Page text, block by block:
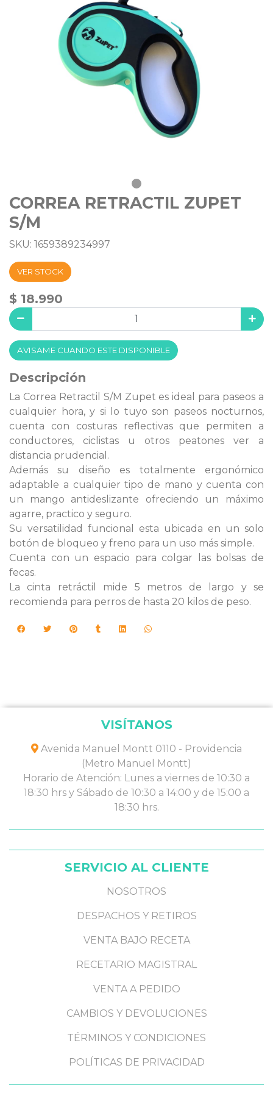
CORREA RETRACTIL ZUPET
S/M
SKU: 1659389234997
VER STOCK
$ 18.990
AVISAME CUANDO ESTE DISPONIBLE
Descripción
La Correa Retractil S/M Zupet es ideal para paseos a
cualquier hora, y si lo tuyo son paseos nocturnos,
cuenta con costuras reflectivas que permiten a
conductores, ciclistas u otros peatones ver a
distancia prudencial.
Además su diseño es totalmente ergonómico
adaptable a cualquier tipo de mano y cuenta con
un mango antideslizante ofreciendo un máximo
agarre, practico y seguro.
Su versatilidad funcional esta ubicada en un solo
botón de bloqueo y freno para un uso más simple.
Cuenta con un espacio para colgar las bolsas de
fecas.
La cinta retráctil mide 5 metros de largo y se
recomienda para perros de hasta 20 kilos de peso.
VISÍTANOS
Avenida Manuel Montt 0110 - Providencia
(Metro Manuel Montt)
Horario de Atención: Lunes a viernes de 10:30 a
18:30 hrs y Sábado de 10:30 a 14:00 y de 15:00 a
18:30 hrs.
SERVICIO AL CLIENTE
NOSOTROS
DESPACHOS Y RETIROS
VENTA BAJO RECETA
RECETARIO MAGISTRAL
VENTA A PEDIDO
CAMBIOS Y DEVOLUCIONES
TÉRMINOS Y CONDICIONES
POLÍTICAS DE PRIVACIDAD